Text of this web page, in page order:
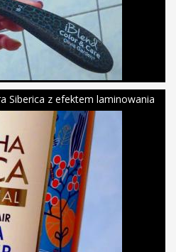
Siberica z efektem laminowania